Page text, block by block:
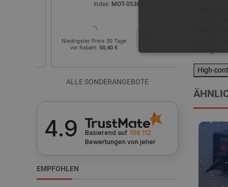
Index:MOT-05365
Niedrigster Preis 30 Tage
vor Rabatt:50,40 €
ALLE SONDERANGEBOTE
4.9 Basierend auf 109 112
Bewertungenvon jeher
EMPFOHLEN
In dieser
werden.
drahtlose
High-
Unbedingt erforderliche
die unbedingt